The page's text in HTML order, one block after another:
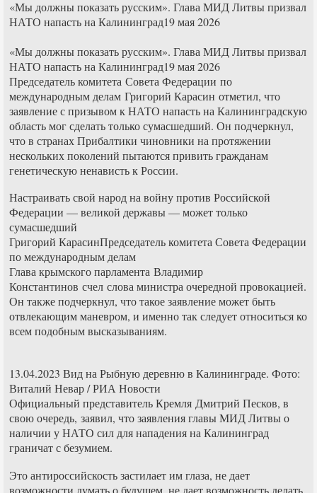
«Мы должны показать русским». Глава МИД Литвы призвал
НАТО напасть на Калининград19 мая 2026
«Мы должны показать русским». Глава МИД Литвы призвал
НАТО напасть на Калининград19 мая 2026
Председатель комитета Совета Федерации по
международным делам Григорий Карасин отметил, что
заявление с призывом к НАТО напасть на Калининградскую
область мог сделать только сумасшедший. Он подчеркнул,
что в странах Прибалтики чиновники на протяжении
нескольких поколений пытаются привить гражданам
генетическую ненависть к России.
Настраивать свой народ на войну против Российской
Федерации — великой державы — может только
сумасшедший
Григорий КарасинПредседатель комитета Совета Федерации
по международным делам
Глава крымского парламента Владимир
Константинов счел слова министра очередной провокацией.
Он также подчеркнул, что такое заявление может быть
отвлекающим маневром, и именно так следует относиться ко
всем подобным высказываниям.
13.04.2023 Вид на Рыбную деревню в Калининграде. Фото:
Виталий Невар / РИА Новости
Официальный представитель Кремля Дмитрий Песков, в
свою очередь, заявил, что заявления главы МИД Литвы о
наличии у НАТО сил для нападения на Калининград
граничат с безумием.
Это антироссийскость застилает им глаза, не дает
возможности думать о будущем, не дает возможность делать